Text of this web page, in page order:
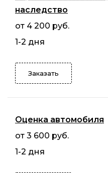
наследство
от 4 200 руб.
1-2 дня
Заказать
Оценка автомобиля
от 3 600 руб.
1-2 дня